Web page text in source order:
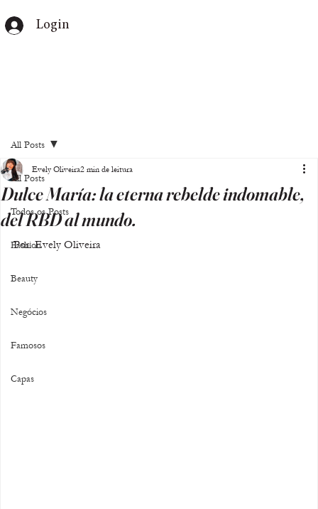
Login
All Posts
Todos os Posts
Fashion
Beauty
Negócios
Famosos
Capas
All Posts
Dulce María: la eterna rebelde indomable,
del RBD al mundo.
Evely Oliveira2 min de leitura
Por: Evely Oliveira